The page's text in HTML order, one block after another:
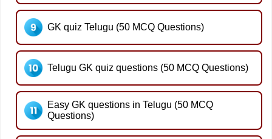
GK quiz Telugu (50 MCQ Questions)
Telugu GK quiz questions (50 MCQ Questions)
Easy GK questions in Telugu (50 MCQ
Questions)